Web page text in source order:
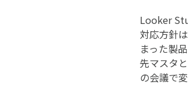
Looker
対応方針
まった製
先マスタ
の会議で